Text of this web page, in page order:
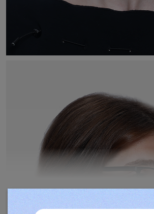
TOVÁBBIAK MEGJELENÍTÉSE